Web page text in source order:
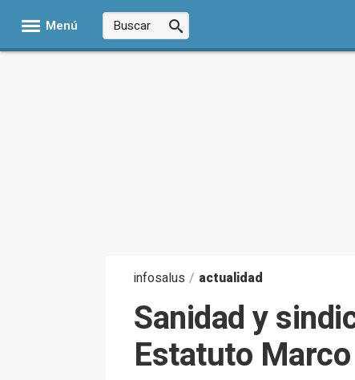
Menú
infosalus / actualidad
Sanidad y
Estatuto